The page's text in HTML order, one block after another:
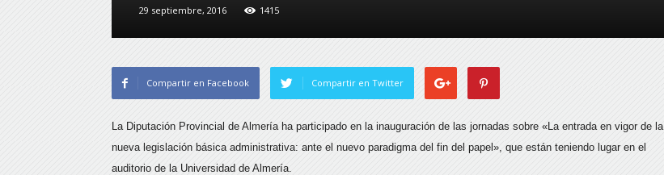
29 septiembre, 2016 1415
Compartir en Facebook Compartir en Twitter
La Diputación Provincial de Almería ha participado en la inauguración de las jornadas sobre «La entrada en vigor de la
nueva legislación básicaadministrativa: ante el nuevo paradigma del fin del papel», que están teniendo lugar en el
auditorio de la Universidad de Almería.